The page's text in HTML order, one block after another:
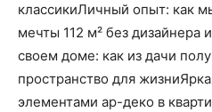
классикиЛичный опыт: как
мечты 112 м² без дизайнера
своем доме: как из дачи
пространство для
элементами ар-деко в